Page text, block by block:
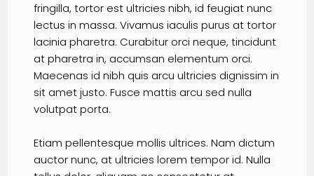
fringilla, tortor est ultricies nibh, id feugiat nunc
lectus in massa. Vivamus iaculis purus at tortor
lacinia pharetra. Curabitur orci neque, tincidunt
at pharetra in, accumsan elementum orci.
Maecenas id nibh quis arcu ultricies dignissim in
sit amet justo. Fusce mattis arcu sed nulla
volutpat porta.
Etiam pellentesque mollis ultrices. Nam dictum
auctor nunc, at ultricies lorem tempor id. Nulla